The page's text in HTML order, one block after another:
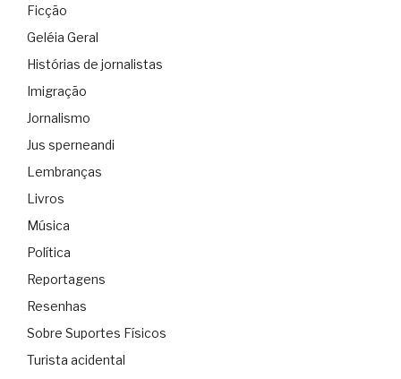
Ficção
Geléia Geral
Histórias de jornalistas
Imigração
Jornalismo
Jus sperneandi
Lembranças
Livros
Música
Política
Reportagens
Resenhas
Sobre Suportes Físicos
Turista acidental